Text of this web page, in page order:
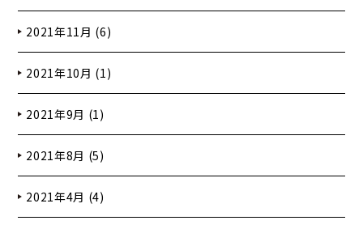
2021年11月 (6)
2021年10月 (1)
2021年9月 (1)
2021年8月 (5)
2021年4月 (4)